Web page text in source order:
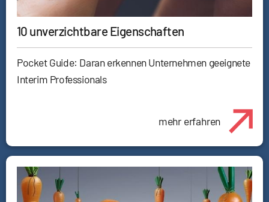
10 unverzichtbare Eigenschaften
Pocket Guide: Daran erkennen Unternehmen geeignete
Interim Professionals
mehr erfahren